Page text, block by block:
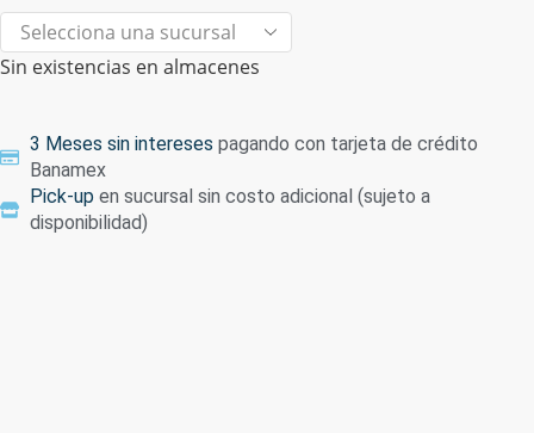
Sin existencias en almacenes
3 Meses sin intereses pagando con tarjeta de crédito
Banamex
Pick-up en sucursal sin costo adicional (sujeto a
disponibilidad)